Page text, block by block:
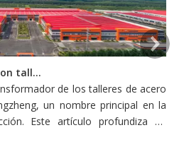
Maximice la eficiencia con talleres de acero prefabricado
de los talleres de acero
un nombre principal en la
Este artículo profundiza en